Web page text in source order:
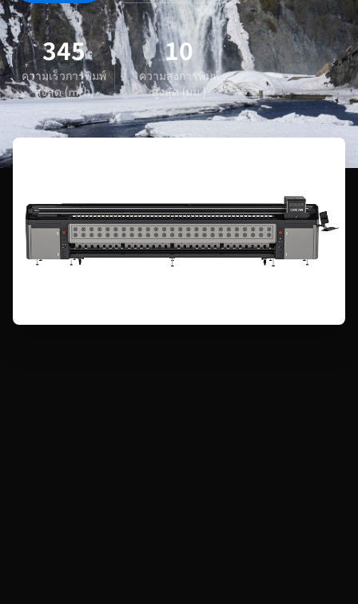
345
ความเร็วการพิมพ์
สูงสุด (㎡/h)
10
ความสูงการพิมพ์
สูงสุด (มม.)